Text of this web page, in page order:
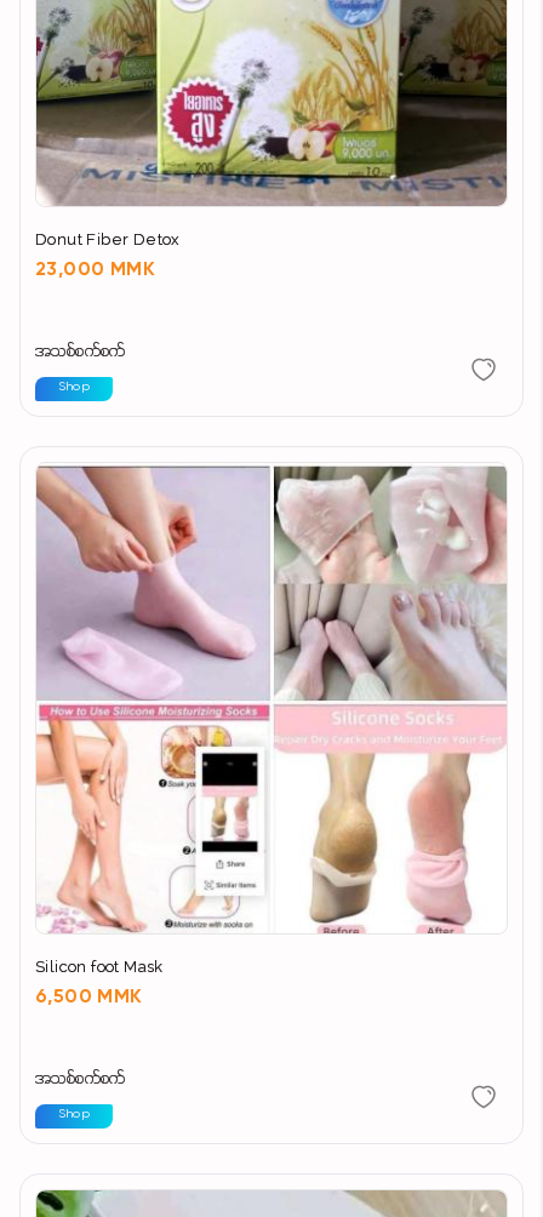
Donut Fiber Detox
23,000 MMK
အသစ်စက်စက်
Shop
Silicon foot Mask
6,500 MMK
အသစ်စက်စက်
Shop